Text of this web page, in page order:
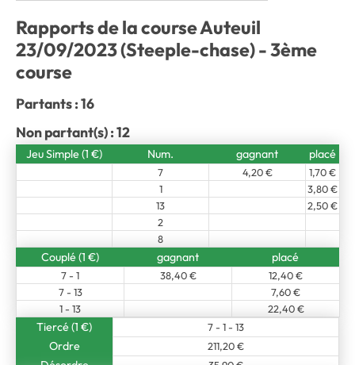
Rapports de la course Auteuil
23/09/2023 (Steeple-chase) - 3ème
course
Partants : 16
Non partant(s) : 12
Jeu Simple (1 €) Num. gagnant placé
7 4,20 €
1,70 €
1
3,80 €
13
2,50 €
2
8
Couplé (1 €) gagnant placé
7 - 1 38,40 €
12,40 €
7 - 13
7,60 €
1 - 13
22,40 €
Tiercé (1 €) 7 - 1 - 13
Ordre 211,20 €